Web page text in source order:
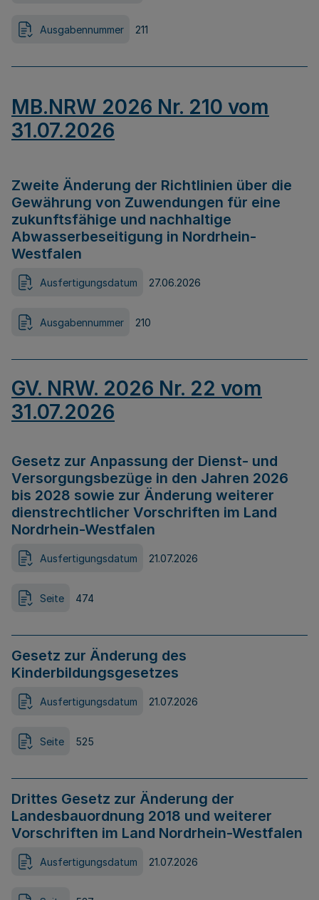
Ausgabennummer 211
MB.NRW 2026 Nr. 210 vom
31.07.2026
Zweite Änderung der Richtlinien über die
Gewährung von Zuwendungen für eine
zukunftsfähige und nachhaltige
Abwasserbeseitigung in Nordrhein-
Westfalen
Ausfertigungsdatum 27.06.2026
Ausgabennummer 210
GV. NRW. 2026 Nr. 22 vom
31.07.2026
Gesetz zur Anpassung der Dienst- und
Versorgungsbezüge in den Jahren 2026
bis 2028 sowie zur Änderung weiterer
dienstrechtlicher Vorschriften im Land
Nordrhein-Westfalen
Ausfertigungsdatum 21.07.2026
Seite 474
Gesetz zur Änderung des
Kinderbildungsgesetzes
Ausfertigungsdatum 21.07.2026
Seite 525
Drittes Gesetz zur Änderung der
Landesbauordnung 2018 und weiterer
Vorschriften im Land Nordrhein-Westfalen
Ausfertigungsdatum 21.07.2026